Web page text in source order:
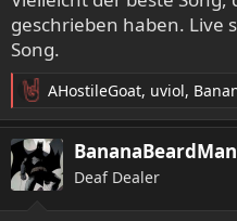
geschrieben haben. Live
Song.
R
e
a
k
t
AHostileGoat, uviol,
BananaBeardMan
Deaf Dealer